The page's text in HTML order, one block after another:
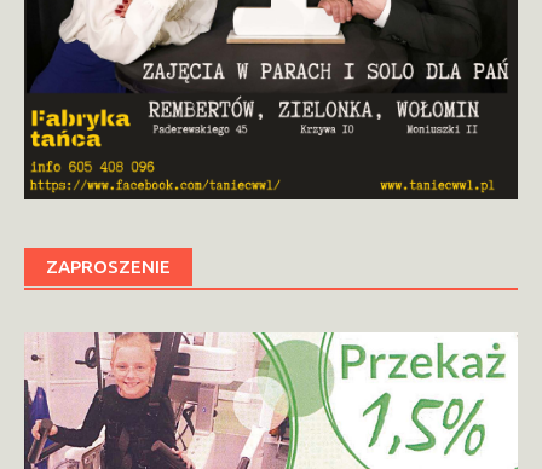
ZAPROSZENIE